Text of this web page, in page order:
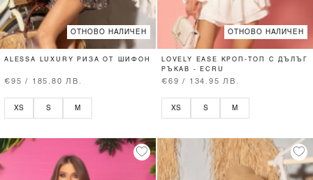
ОТНОВО НАЛИЧЕН
ALESSA LUXURY РИЗА ОТ ШИФОН
€95 / 185.80 ЛВ.
XS S M
ОТНОВО НАЛИЧЕН
LOVELY EASE КРОП-ТОП С ДЪЛЪГ
РЪКАВ - ECRU
€69 / 134.95 ЛВ.
XS S M